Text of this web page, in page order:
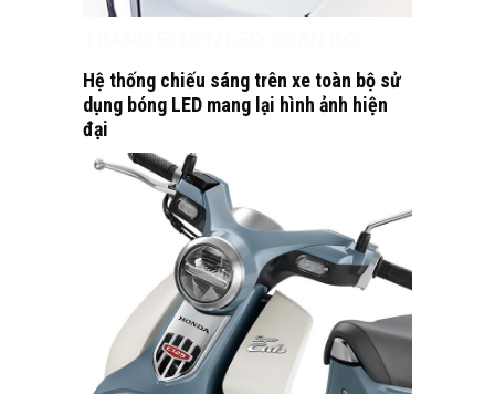
Hệ thống chiếu sáng trên xe toàn bộ sử
dụng bóng LED mang lại hình ảnh hiện
đại